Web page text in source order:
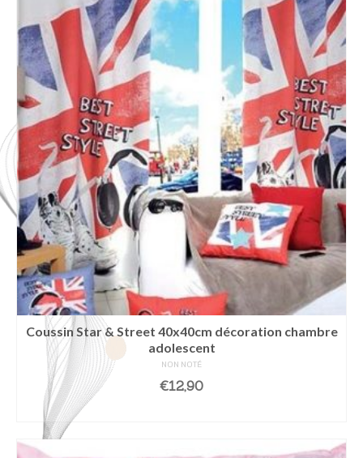
Coussin Star & Street 40x40cm décoration chambre
adolescent
NON NOTÉ
€12,90